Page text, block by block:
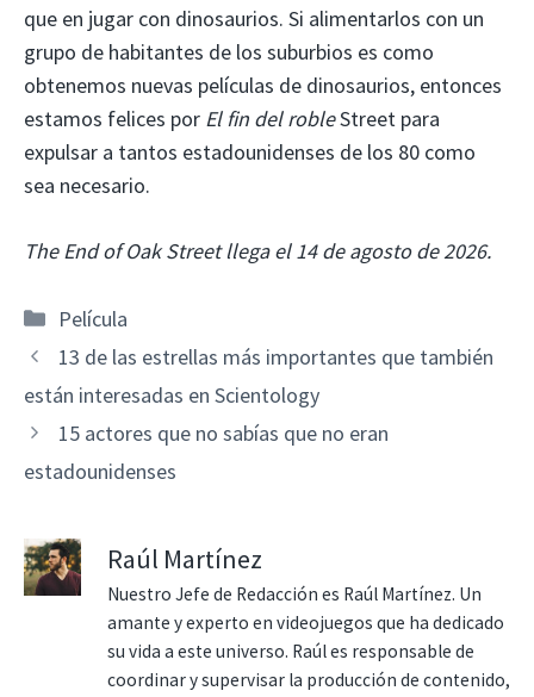
que en jugar con dinosaurios. Si alimentarlos con un
grupo de habitantes de los suburbios es como
obtenemos nuevas películas de dinosaurios, entonces
estamos felices por El fin del robleStreet para
expulsar a tantos estadounidenses de los 80 como
sea necesario.
The End of Oak Street llega el 14 de agosto de 2026.
Categorías
Película
13 de las estrellas más importantes que también
están interesadas en Scientology
15 actores que no sabías que no eran
estadounidenses
Raúl Martínez
Nuestro Jefe de Redacción es Raúl Martínez. Un
amante y experto en videojuegos que ha dedicado
su vida a este universo. Raúl es responsable de
coordinar y supervisar la producción de contenido,